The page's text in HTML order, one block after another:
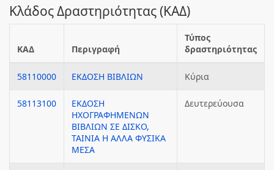
Κλάδος Δραστηριότητας (ΚΑΔ)
ΚΑΔ Περιγραφή
Τύπος
δραστηριότητας
58110000 ΕΚΔΟΣΗ ΒΙΒΛΙΩΝ Κύρια
58113100
ΕΚΔΟΣΗ
ΗΧΟΓΡΑΦΗΜΕΝΩΝ
ΒΙΒΛΙΩΝ ΣΕ ΔΙΣΚΟ,
ΤΑΙΝΙΑ Η ΑΛΛΑ ΦΥΣΙΚΑ
ΜΕΣΑ
Δευτερεύουσα